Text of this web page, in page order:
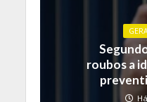
roubos a